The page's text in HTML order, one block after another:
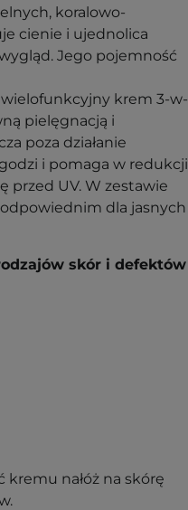
koralowo-
cienie i ujednolica
Jego pojemność
wielofunkcyjny krem 3-w-
pielęgnacją i
poza działanie
i pomaga w redukcji
przed UV. W zestawie
dla jasnych
skór i defektów
kremu nałóż na skórę